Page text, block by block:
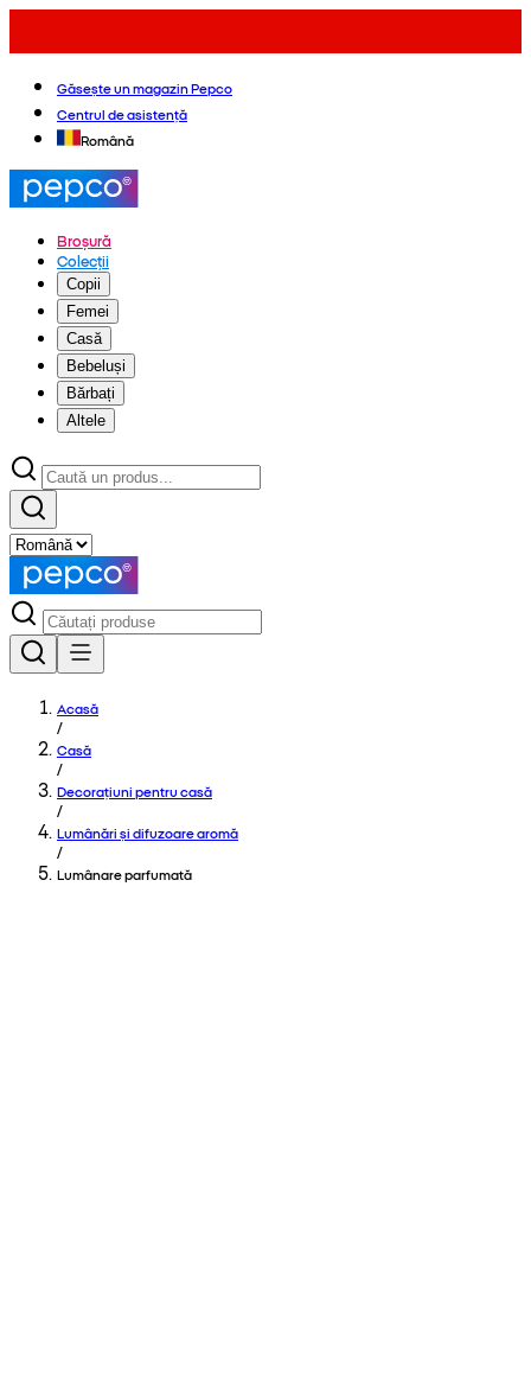
Găsește un magazin Pepco
Centrul de asistență
Română
Broșură
Colecții
Copii
Femei
Casă
Bebeluși
Bărbați
Altele
Acasă
/
Casă
/
Decorațiuni pentru casă
/
Lumânări și difuzoare aromă
/
Lumânare parfumată